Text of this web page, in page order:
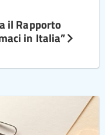
il Rapporto
in Italia”